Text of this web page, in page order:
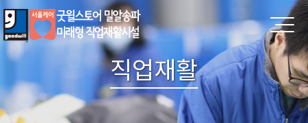
직업재활